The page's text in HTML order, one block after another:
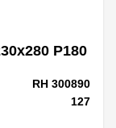
P180
RH 300890
127